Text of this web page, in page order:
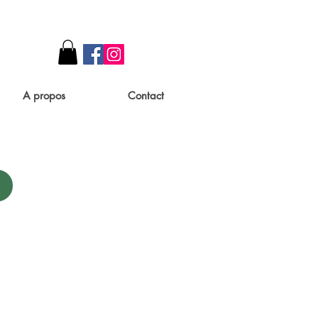
A propos Contact